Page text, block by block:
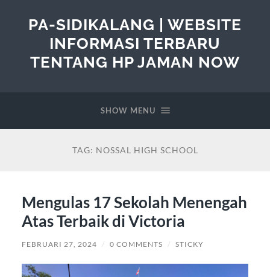
PA-SIDIKALANG | WEBSITE
INFORMASI TERBARU
TENTANG HP JAMAN NOW
SHOW MENU
TAG: NOSSAL HIGH SCHOOL
Mengulas 17 Sekolah Menengah
Atas Terbaik di Victoria
FEBRUARI 27, 2024 / 0 COMMENTS / STICKY